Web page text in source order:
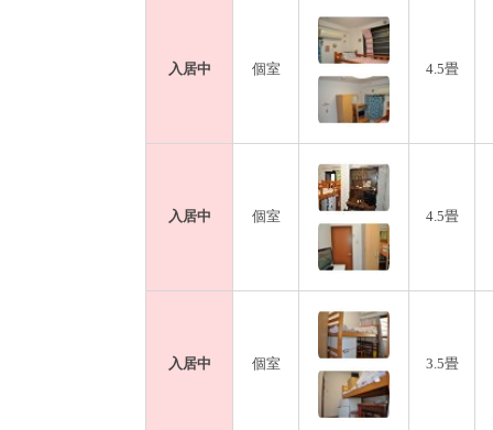
入居中 個室 4.5畳
入居中 個室 4.5畳
入居中 個室 3.5畳